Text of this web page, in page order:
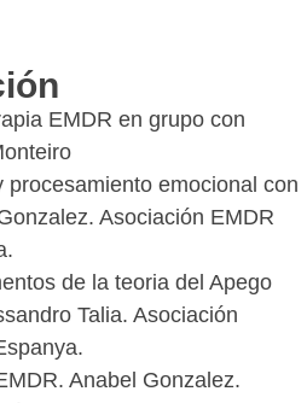
EMDR en grupo con
procesamiento emocional con
Asociación EMDR
de la teoria del Apego
Talia. Asociación
Anabel Gonzalez.